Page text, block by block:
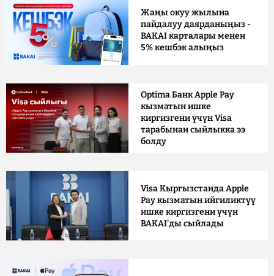
Жаңы окуу жылына
пайдалуу даярданыңыз -
BAKAI карталары менен
5% кешбэк алыңыз
Optima Банк Apple Pay
кызматын ишке
киргизгени үчүн Visa
тарабынан сыйлыкка ээ
болду
Visa Кыргызстанда Apple
Pay кызматын ийгиликтүү
ишке киргизгени үчүн
BAKAI'ды сыйлады